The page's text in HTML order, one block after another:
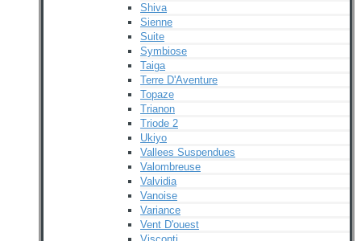
Shiva
Sienne
Suite
Symbiose
Taiga
Terre D'Aventure
Topaze
Trianon
Triode 2
Ukiyo
Vallees Suspendues
Valombreuse
Valvidia
Vanoise
Variance
Vent D'ouest